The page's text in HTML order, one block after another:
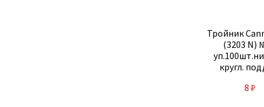
Тройник
(3203 N)
кругл.
134
8 ₽